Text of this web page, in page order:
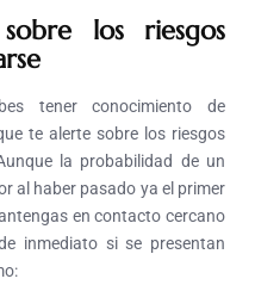
los riesgos
tener conocimiento de
te alerte sobre los riesgos
la probabilidad de un
al haber pasado ya el primer
en contacto cercano
inmediato si se presentan